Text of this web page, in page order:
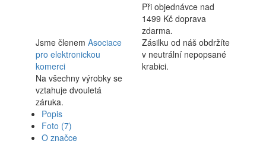
Při objednávce nad
1499 Kč doprava
zdarma.
Jsme členem Asociace
pro elektronickou
komerci
Zásilku od náš obdržíte
v neutrální nepopsané
krabici.
Na všechny výrobky se
vztahuje dvouletá
záruka.
Popis
Foto (7)
O značce